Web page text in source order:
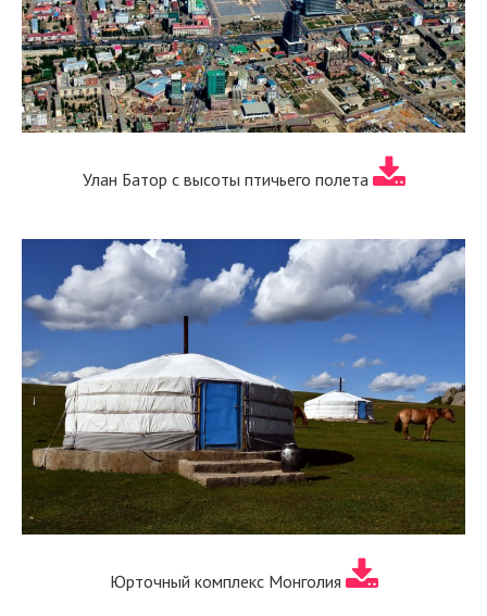
Улан Батор с высоты птичьего полета
Юрточный комплекс Монголия